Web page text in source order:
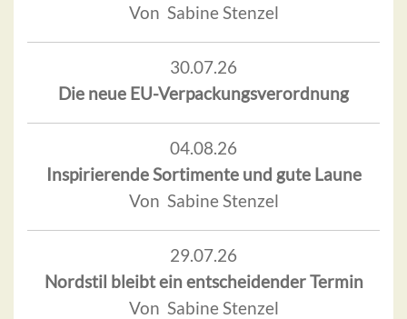
Von Sabine Stenzel
30.07.26
Die neue EU-Verpackungsverordnung
04.08.26
Inspirierende Sortimente und gute Laune
Von Sabine Stenzel
29.07.26
Nordstil bleibt ein entscheidender Termin
Von Sabine Stenzel